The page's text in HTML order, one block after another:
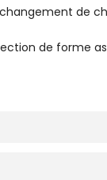
de
de forme